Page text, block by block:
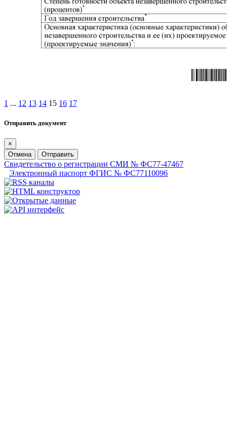
1 ... 12 13 14 15 16 17
Отправить документ
×
Отмена
Отправить
Свидетельство о регистрации СМИ № ФС77-47467
Электронный паспорт ФГИС № ФС77110096